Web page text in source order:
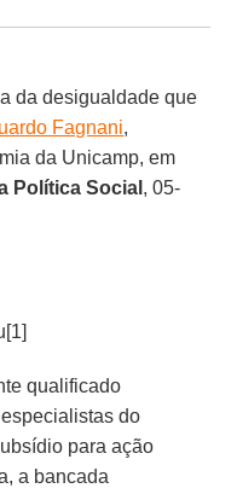
da desigualdade que
Fagnani,
da Unicamp, em
Política Social , 05-
qualificado
do
para ação
a bancada